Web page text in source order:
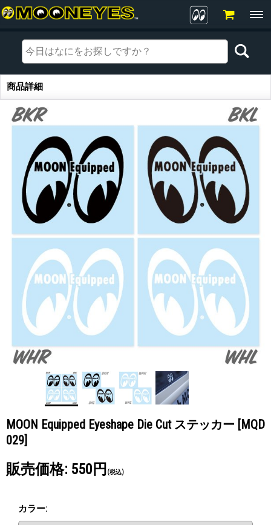
商品詳細
商品詳細
MOON Equipped Eyeshape Die Cut ステッカー [MQD
029]
販売価格: 550円 (税込)
カラー: